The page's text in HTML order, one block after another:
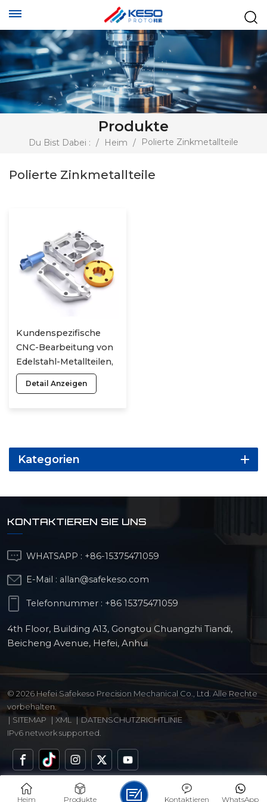
Produkte
Du Bist Dabei : / Heim / Polierte Zinkmetallteile
Polierte Zinkmetallteile
Kundenspezifische
CNC-Bearbeitung von
Edelstahl-Metallteilen,
Aluminium-Fräs- und
Drehmaschinenteilen,
Detail Anzeigen
Kategorien
KONTAKTIEREN SIE UNS
WHATSAPP : +86-15375471059
E-Mail : allan@safekeso.com
Telefonnummer : +86 15375471059
4th Floor, Building A13, Gongtou Chuangzhi Tiandi,
Beicheng Avenue, Hefei, Anhui
© 2026 Hefei Safekeso Precision Mechanical Co., Ltd. Alle Rechte
vorbehalten.
| SITEMAP | XML | DATENSCHUTZRICHTLINIE
IPv6 network supported.
Heim Produkte WhatsApp
Kontaktieren